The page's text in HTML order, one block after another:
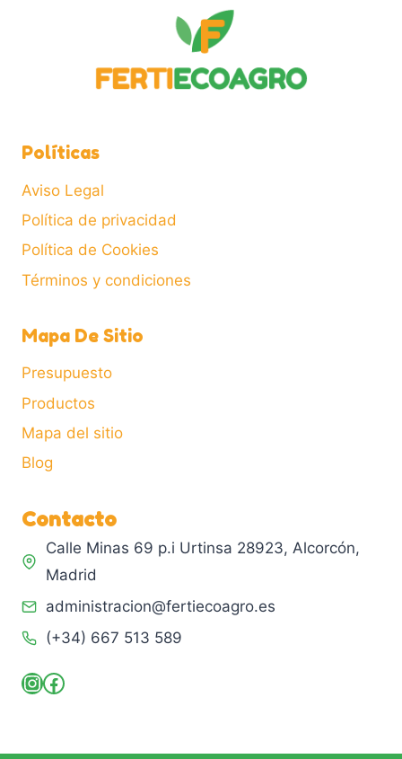
Políticas
Aviso Legal
Política de privacidad
Política de Cookies
Términos y condiciones
Mapa De Sitio
Presupuesto
Productos
Mapa del sitio
Blog
Contacto
Calle Minas 69 p.i Urtinsa 28923, Alcorcón,
Madrid
administracion@fertiecoagro.es
(+34) 667 513 589
Instagram
Facebook